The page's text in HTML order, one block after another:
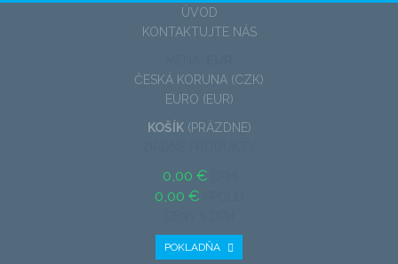
ÚVOD
KONTAKTUJTE NÁS
ČESKÁ KORUNA (CZK)
EURO (EUR)
KOŠÍK (PRÁZDNE)
0,00 €
0,00 €
POKLADŇA